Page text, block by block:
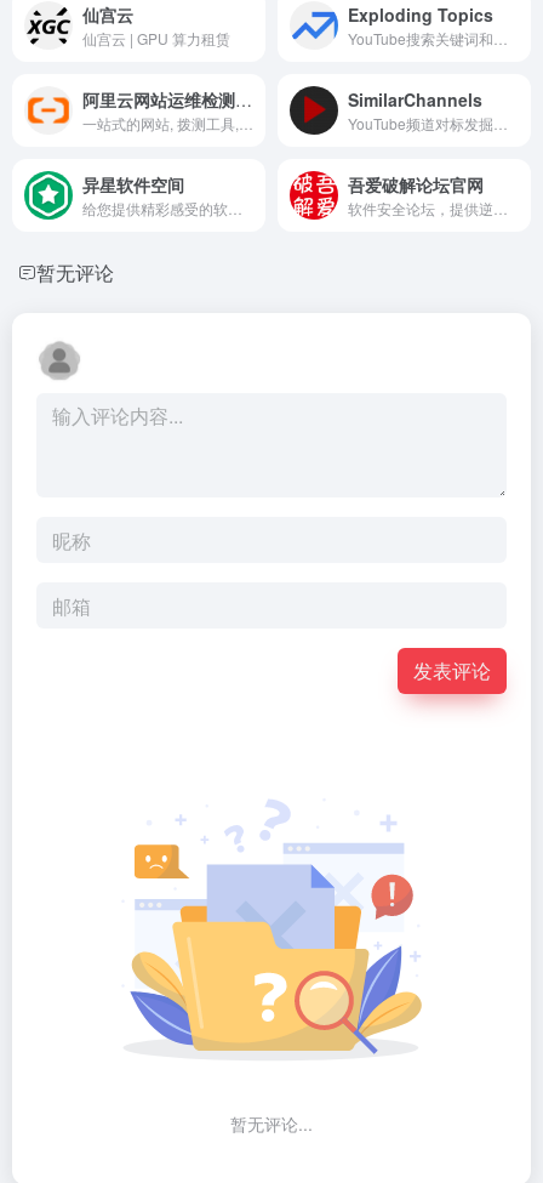
仙宫云
仙宫云 | GPU 算力租赁
Exploding Topics
阿里云网站运维检测平台 SimilarChannels
异星软件空间 吾爱破解论坛官网
暂无评论
发表评论
暂无评论...